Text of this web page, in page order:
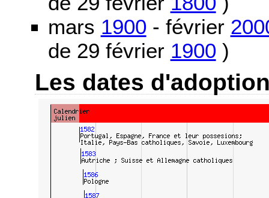
mars 1900 - février
de 29 février 1900 )
Les dates